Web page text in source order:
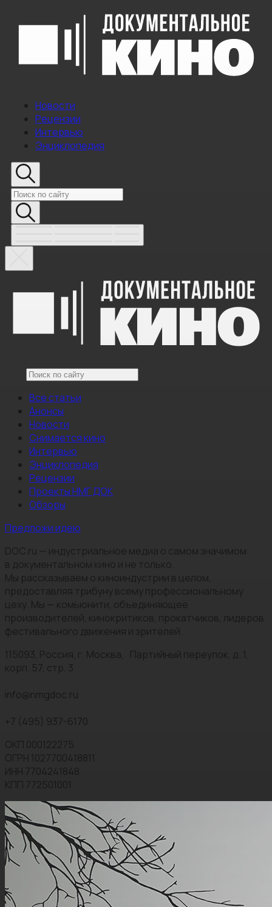
Новости
Рецензии
Интервью
Энциклопедия
Все статьи
Анонсы
Новости
Снимается кино
Интервью
Энциклопедия
Рецензии
Проекты НМГ ДОК
Обзоры
Предложи идею
DOC.ru — индустриальное медиа о самом значимом
в документальном кино и не только.
Мы рассказываем о киноиндустрии в целом,
предоставляя трибуну всему профессиональному
цеху. Мы — комьюнити, объединяющее
производителей, кинокритиков, прокатчиков, лидеров
фестивального движения и зрителей.
115093, Россия, г. Москва, Партийный переулок, д. 1,
корп. 57, стр. 3
info@nmgdoc.ru
+7 (495) 937-6170
ИНН 7704241848